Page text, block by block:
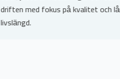
driften med fokus på kvalitet och
livslängd.